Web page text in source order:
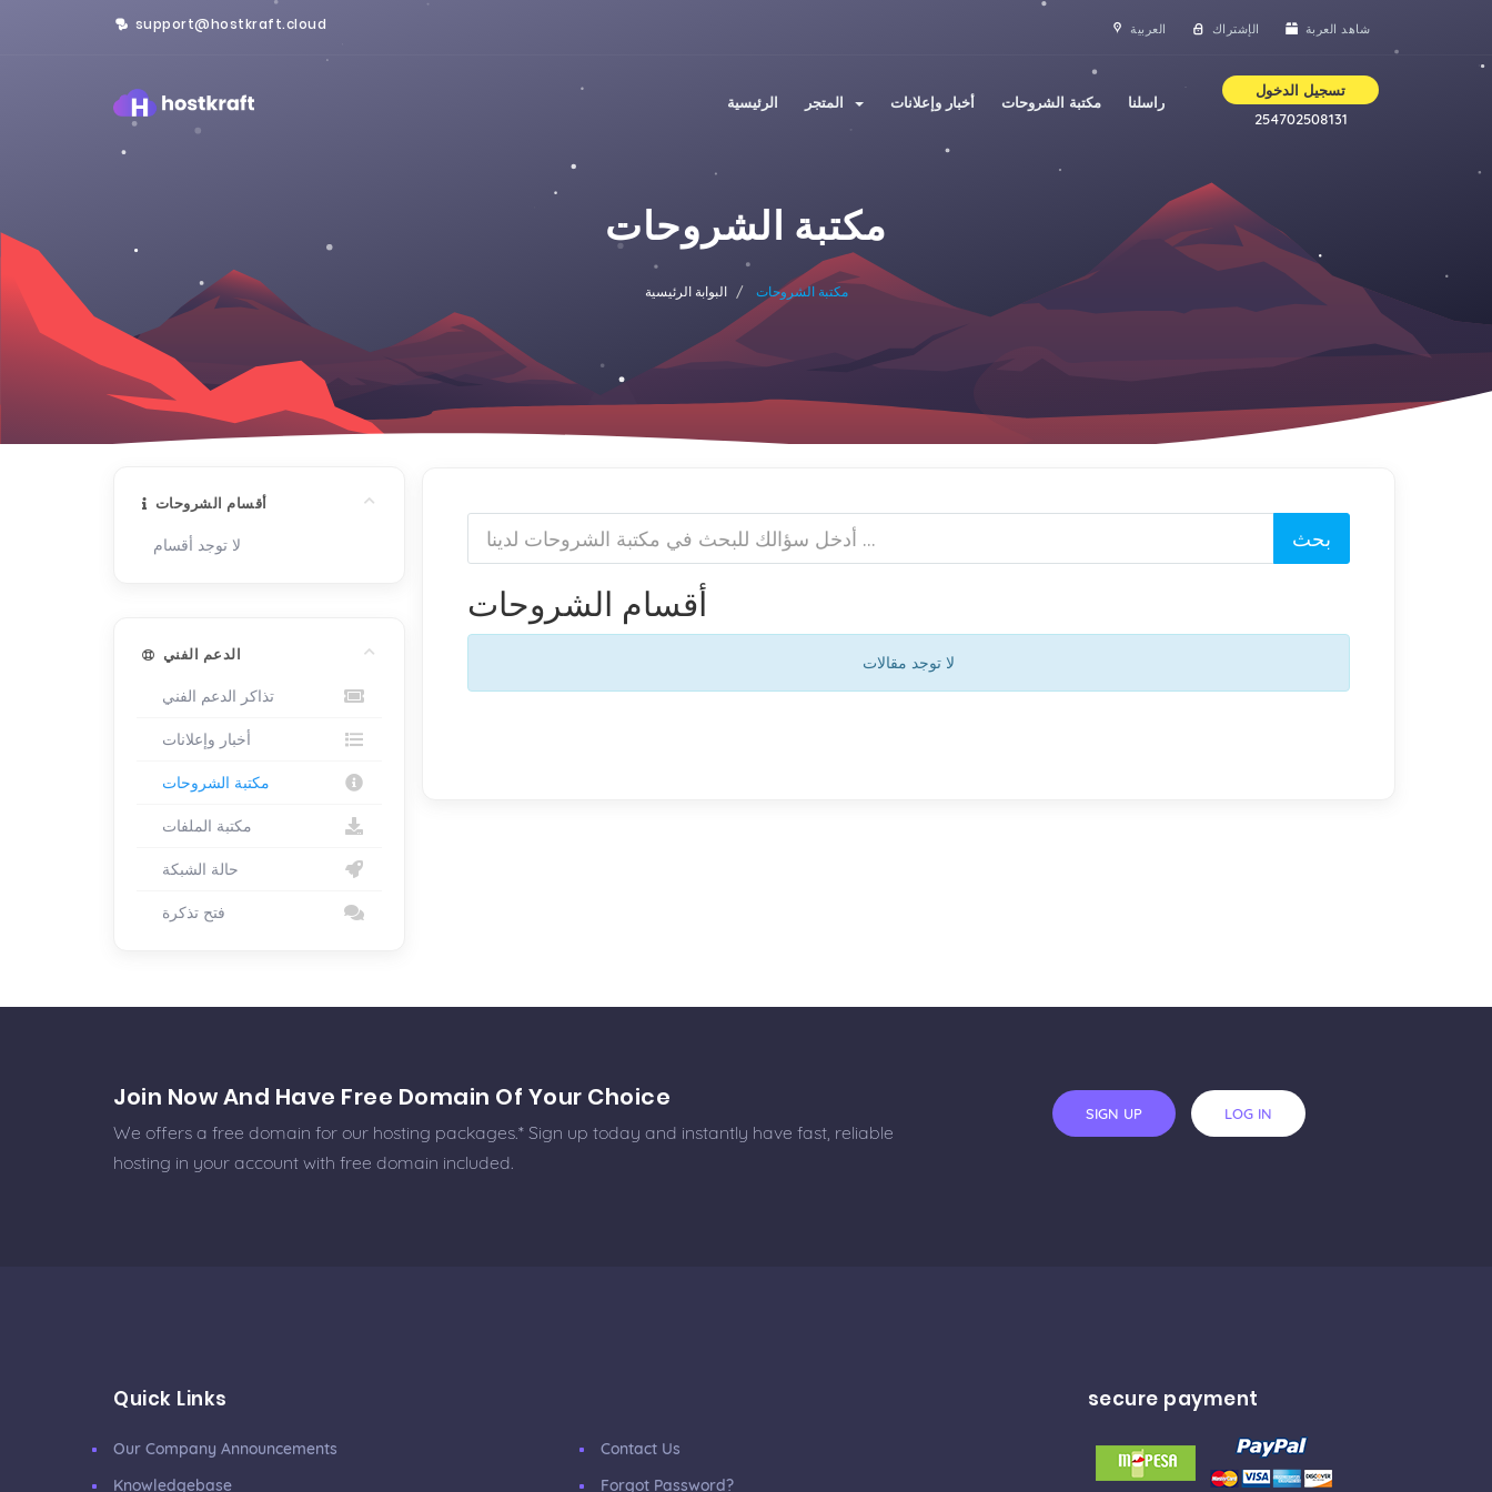
support@hostkraft.cloud العربية الإشتراك شاهد العربة
الرئيسية أخبار وإعلانات مكتبة الشروحات راسلنا
تسجيل الدخول
254702508131
مكتبة الشروحات
البوابة الرئيسية مكتبة الشروحات
أقسام الشروحات
لا توجد أقسام
أقسام الشروحات
لا توجد مقالات الدعم الفني
تذاكر الدعم الفني
أخبار وإعلانات
مكتبة الشروحات
مكتبة الملفات
حالة الشبكة
فتح تذكرة
Join Now And Have Free Domain Of Your Choice
We offers a free domain for our hosting packages.* Sign up today and instantly have fast, reliable
hosting in your account with free domain included.
SIGN UP LOG IN
Quick Links
Our Company Announcements
Knowledgebase
Contact Us
Forgot Password?
secure payment